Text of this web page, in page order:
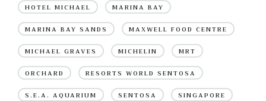
HOTEL MICHAEL MARINA BAY
MARINA BAY SANDS MAXWELL FOOD CENTRE
MICHAEL GRAVES MICHELIN MRT
ORCHARD RESORTS WORLD SENTOSA
S.E.A. AQUARIUM SENTOSA SINGAPORE